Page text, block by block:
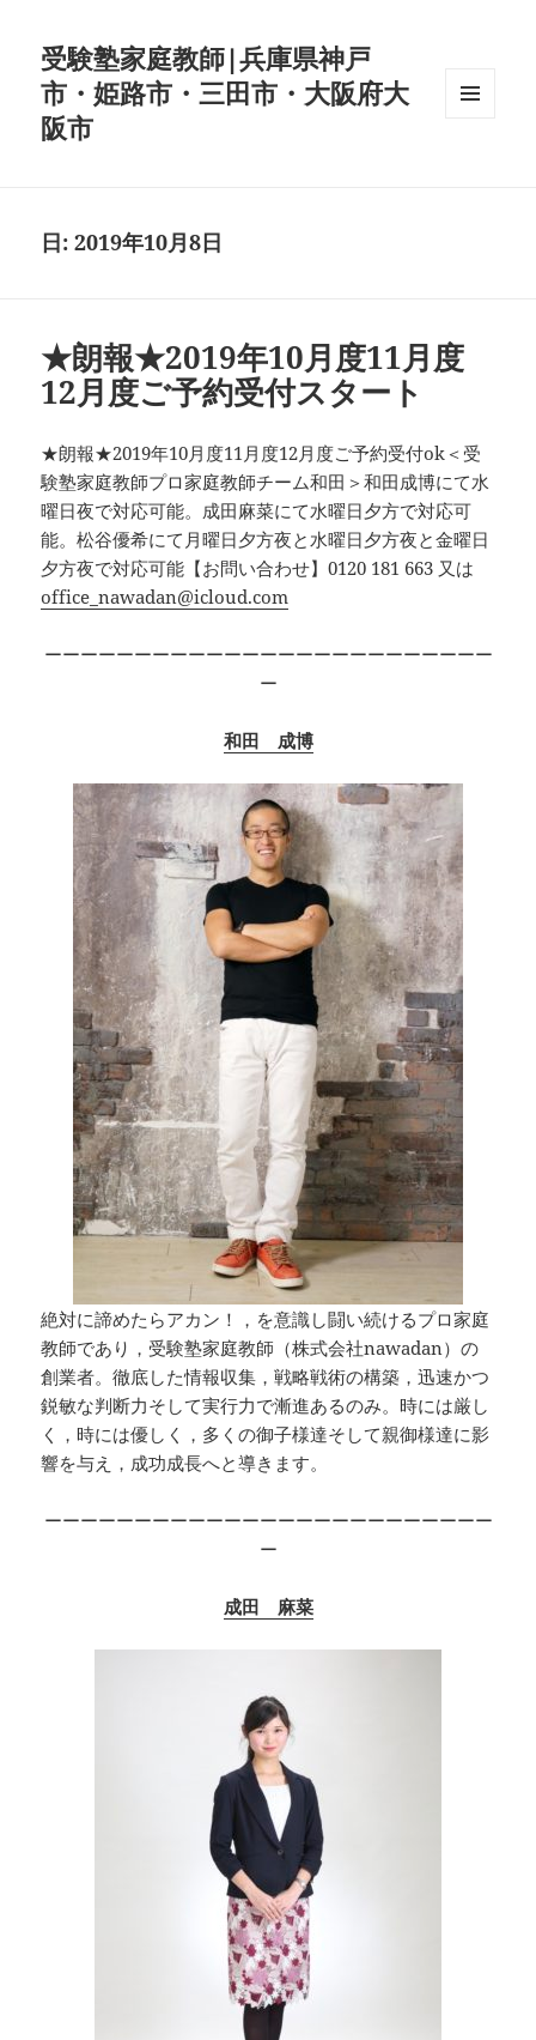
受験塾家庭教師|兵庫県神戸
市・姫路市・三田市・大阪府大
阪市
日:2019年10月8日
★朗報★2019年10月度11月度
12月度ご予約受付スタート
★朗報★2019年10月度11月度12月度ご予約受付ok＜受
験塾家庭教師プロ家庭教師チーム和田＞和田成博にて水
曜日夜で対応可能。成田麻菜にて水曜日夕方で対応可
能。松谷優希にて月曜日夕方夜と水曜日夕方夜と金曜日
夕方夜で対応可能【お問い合わせ】0120 181 663 又は
office_nawadan@icloud.com
ーーーーーーーーーーーーーーーーーーーーーーーーー
ー
和田 成博
絶対に諦めたらアカン！，を意識し闘い続けるプロ家庭
教師であり，受験塾家庭教師（株式会社nawadan）の
創業者。徹底した情報収集，戦略戦術の構築，迅速かつ
鋭敏な判断力そして実行力で漸進あるのみ。時には厳し
く，時には優しく，多くの御子様達そして親御様達に影
響を与え，成功成長へと導きます。
ーーーーーーーーーーーーーーーーーーーーーーーーー
ー
成田 麻菜